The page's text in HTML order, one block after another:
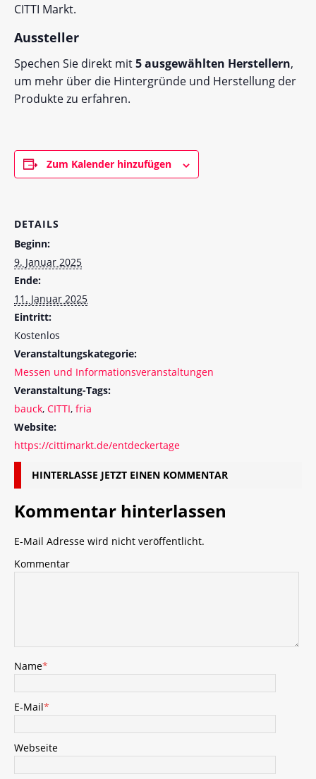
CITTI Markt.
Aussteller
Spechen Sie direkt mit5 ausgewählten Herstellern,
um mehr über die Hintergründe und Herstellung der
Produkte zu erfahren.
Zum Kalender hinzufügen
DETAILS
Beginn:
9. Januar 2025
Ende:
11. Januar 2025
Eintritt:
Kostenlos
Veranstaltungskategorie:
Messen und Informationsveranstaltungen
Veranstaltung-Tags:
bauck, CITTI, fria
Website:
https://cittimarkt.de/entdeckertage
HINTERLASSE JETZT EINEN KOMMENTAR
Kommentar hinterlassen
E-Mail Adresse wird nicht veröffentlicht.
Kommentar
Name*
E-Mail*
Webseite